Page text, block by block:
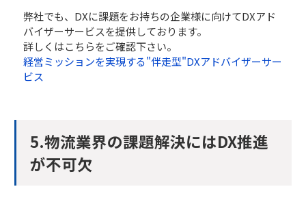
弊社でも、DXに課題をお持ちの企業様に向けてDXアド
バイザーサービスを提供しております。
詳しくはこちらをご確認下さい。
経営ミッションを実現する"伴走型"DXアドバイザーサー
ビス
5.物流業界の課題解決にはDX推進
が不可欠